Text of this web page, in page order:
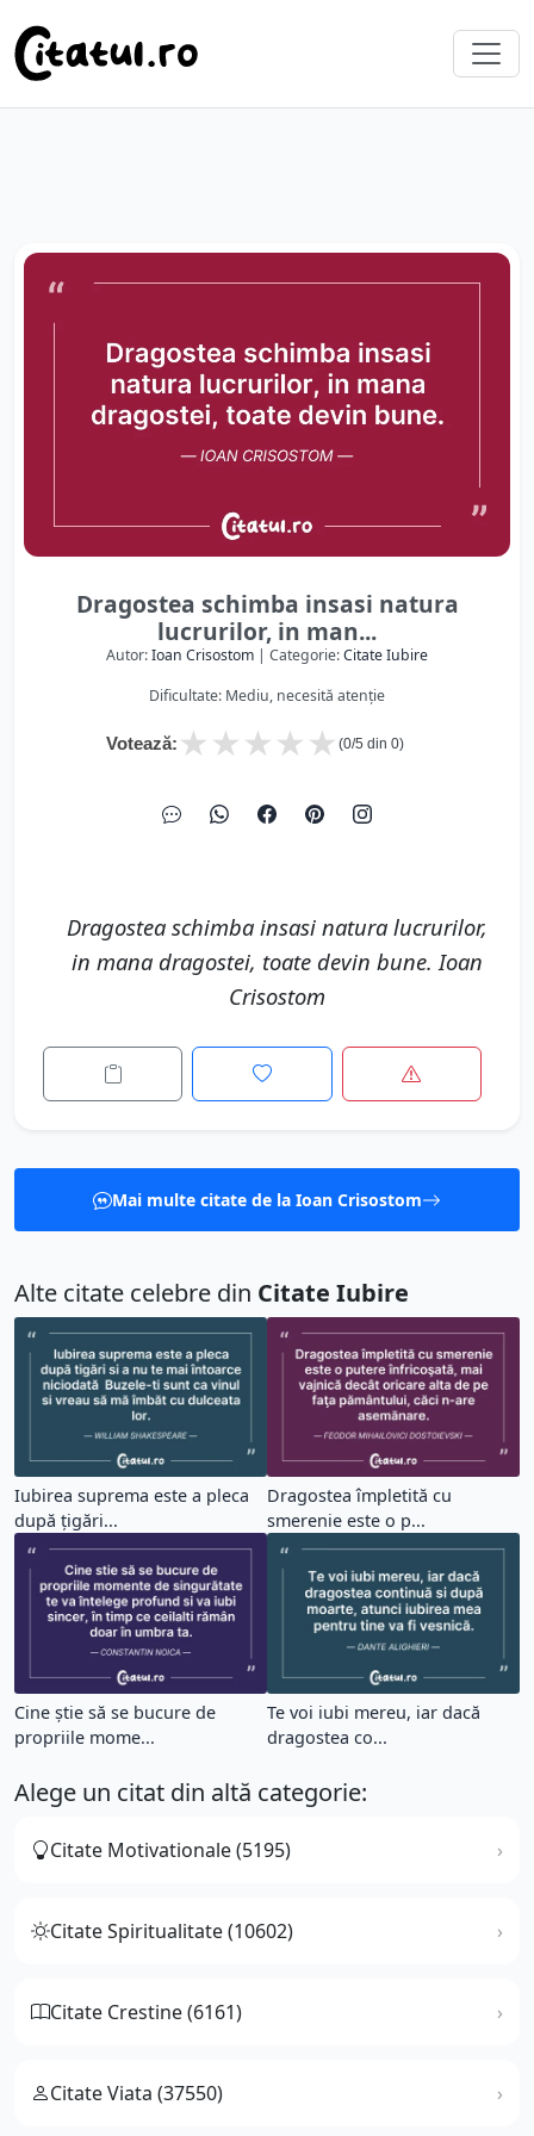
Dragostea schimba insasi natura
lucrurilor, in man...
Autor:Ioan Crisostom | Categorie:Citate Iubire
Dificultate: Mediu, necesită atenție
Votează: ★
★
★
★
★ (0/5 din 0)
Dragostea schimba insasi natura lucrurilor,
in mana dragostei, toate devin bune. Ioan
Crisostom
Mai multe citate de la Ioan Crisostom
Alte citate celebre din Citate Iubire
Iubirea suprema este a pleca
după țigări...
Dragostea împletită cu
smerenie este o p...
Cine știe să se bucure de
propriile mome...
Te voi iubi mereu, iar dacă
dragostea co...
Alege un citat din altă categorie:
Citate Motivationale (5195)
Citate Spiritualitate (10602)
Citate Crestine (6161)
Citate Viata (37550)